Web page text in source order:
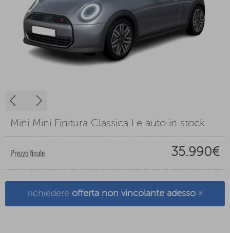
Mini Mini Finitura Classica Le auto in stock
Prezzo finale 35.990€
richiedere offerta non vincolante adesso »